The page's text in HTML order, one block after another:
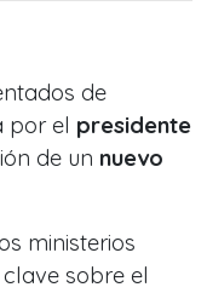
de
por el presidente
de un nuevo
ministerios
sobre el